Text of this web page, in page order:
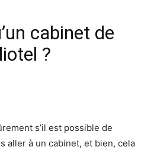
cabinet de
?
s’il est possible de
aller à un cabinet, et bien, cela